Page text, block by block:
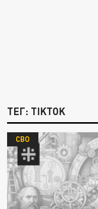
ТЕГ: TIKTOK
СВО